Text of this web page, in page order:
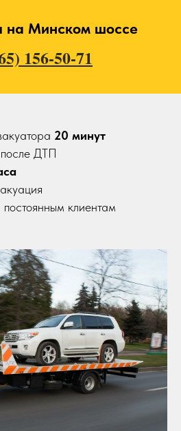
на Минском шоссе
156-50-71
20 минут
ДТП
постоянным клиентам